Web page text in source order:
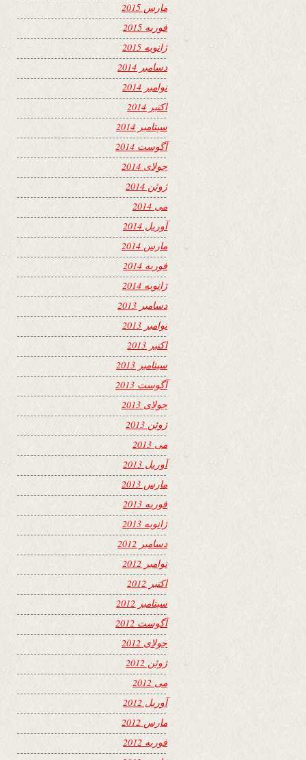
مارس 2015
فوریه 2015
ژانویه 2015
دسامبر 2014
نوامبر 2014
اکتبر 2014
سپتامبر 2014
آگوست 2014
جولای 2014
ژوئن 2014
می 2014
آوریل 2014
مارس 2014
فوریه 2014
ژانویه 2014
دسامبر 2013
نوامبر 2013
اکتبر 2013
سپتامبر 2013
آگوست 2013
جولای 2013
ژوئن 2013
می 2013
آوریل 2013
مارس 2013
فوریه 2013
ژانویه 2013
دسامبر 2012
نوامبر 2012
اکتبر 2012
سپتامبر 2012
آگوست 2012
جولای 2012
ژوئن 2012
می 2012
آوریل 2012
مارس 2012
فوریه 2012